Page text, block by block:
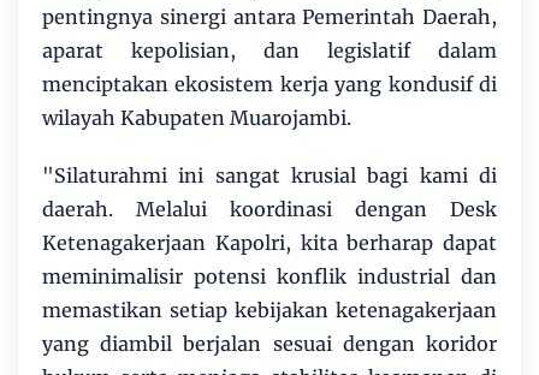
pentingnya sinergi antara Pemerintah Daerah,
aparat kepolisian, dan legislatif dalam
menciptakan ekosistem kerja yang kondusif di
wilayah Kabupaten Muarojambi.
​"Silaturahmi ini sangat krusial bagi kami di
daerah. Melalui koordinasi dengan Desk
Ketenagakerjaan Kapolri, kita berharap dapat
meminimalisir potensi konflik industrial dan
memastikan setiap kebijakan ketenagakerjaan
yang diambil berjalan sesuai dengan koridor